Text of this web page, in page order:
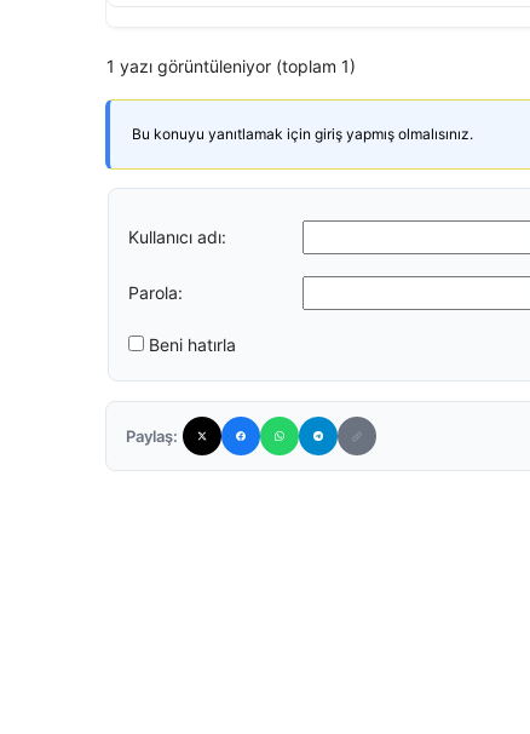
1 yazı görüntüleniyor (toplam 1)
Bu konuyu yanıtlamak için giriş yapmış olmalısınız.
Kullanıcı adı:
Parola:
Beni hatırla
Paylaş: